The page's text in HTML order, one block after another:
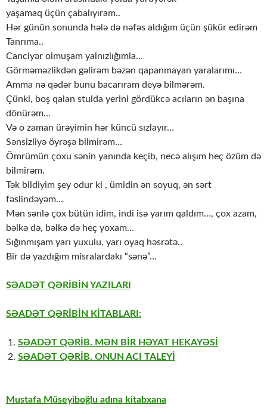
yaşamaq üçün çabalıyıram..
Hər günün sonunda hələ də nəfəs aldığım üçün şükür edirəm
Tanrıma..
Canciyər olmuşam yalnızlığımla…
Görməməzlikdən gəlirəm bəzən qapanmayan yaralarımı…
Amma nə qədər bunu bacarıram deyə bilmərəm.
Çünki, boş qalan stulda yerini gördükcə acıların ən başına
dönürəm…
Və o zaman ürəyimin hər küncü sızlayır…
Sənsizliyə öyrəşə bilmirəm…
Ömrümün çoxu sənin yanında keçib, necə alışım heç özüm də
bilmirəm.
Tək bildiyim şey odur ki , ümidin ən soyuq, ən sərt
fəslindəyəm…
Mən sənlə çox bütün idim, indi isə yarım qaldım…, çox azam,
bəlkə də, bəlkə də heç yoxam…
Sığınmışam yarı yuxulu, yarı oyaq həsrətə..
Bir də yazdığım misralardakı “sənə”…
SƏADƏT QƏRİBİN YAZILARI
SƏADƏT QƏRİBİN KİTABLARI:
SƏADƏT QƏRİB. MƏN BİR HƏYAT HEKAYƏSİ
SƏADƏT QƏRİB. ONUN ACI TALEYİ
Mustafa Müseyiboğlu adına kitabxana